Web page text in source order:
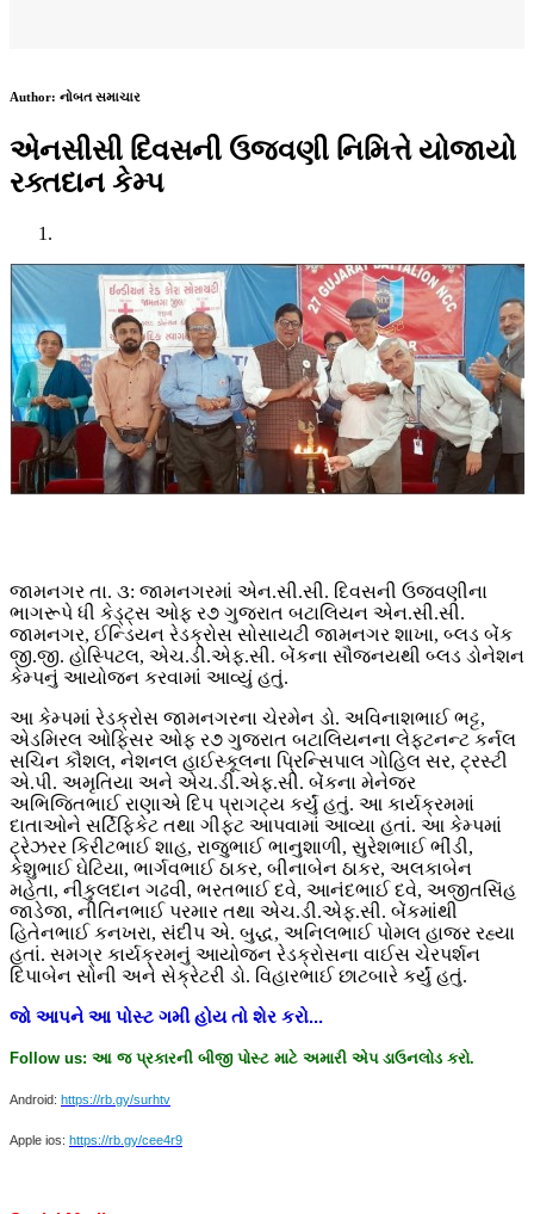
Author: નોબત સમાચાર
એનસીસી દિવસની ઉજવણી નિમિત્તે યોજાયો
રક્તદાન કેમ્પ
જામનગર તા. ૩: જામનગરમાં એન.સી.સી. દિવસની ઉજવણીના
ભાગરૂપે ધી કેડ્ટ્સ ઓફ ર૭ ગુજરાત બટાલિયન એન.સી.સી.
જામનગર, ઈન્ડિયન રેડક્રોસ સોસાયટી જામનગર શાખા, બ્લડ બેંક
જી.જી. હોસ્પિટલ, એચ.ડી.એફ.સી. બેંકના સૌજનયથી બ્લડ ડોનેશન
કેમ્પનું આયોજન કરવામાં આવ્યું હતું.
આ કેમ્પમાં રેડક્રોસ જામનગરના ચેરમેન ડો. અવિનાશભાઈ ભટ્ટ,
એડમિરલ ઓફિસર ઓફ ર૭ ગુજરાત બટાલિયનના લેફ્ટનન્ટ કર્નલ
સચિન કૌશલ, નેશનલ હાઈસ્કૂલના પ્રિન્સિપાલ ગોહિલ સર, ટ્રસ્ટી
એ.પી. અમૃતિયા અને એચ.ડી.એફ.સી. બેંકના મેનેજર
અભિજિતભાઈ રાણાએ દિપ પ્રાગટ્ય કર્યું હતું. આ કાર્યક્રમમાં
દાતાઓને સર્ટિફિકેટ તથા ગીફ્ટ આપવામાં આવ્યા હતાં. આ કેમ્પમાં
ટ્રેઝરર કિરીટભાઈ શાહ, રાજુભાઈ ભાનુશાળી, સુરેશભાઈ ભીંડી,
કેશુભાઈ ઘેટિયા, ભાર્ગવભાઈ ઠાકર, બીનાબેન ઠાકર, અલકાબેન
મહેતા, નીકુલદાન ગઢવી, ભરતભાઈ દવે, આનંદભાઈ દવે, અજીતસિંહ
જાડેજા, નીતિનભાઈ પરમાર તથા એચ.ડી.એફ.સી. બેંકમાંથી
હિતેનભાઈ કનખરા, સંદીપ એ. બુદ્ધ, અનિલભાઈ પોમલ હાજર રહ્યા
હતાં. સમગ્ર કાર્યક્રમનું આયોજન રેડક્રોસના વાઈસ ચેરપર્શન
દિપાબેન સોની અને સેક્રેટરી ડો. વિહારભાઈ છાટબારે કર્યું હતું.
જો આપને આ પોસ્ટ ગમી હોય તો શેર કરો...
Follow us: આ જ પ્રકારની બીજી પોસ્ટ માટે અમારી એપ ડાઉનલોડ કરો.
Android: https://rb.gy/surhtv
Apple ios: https://rb.gy/cee4r9